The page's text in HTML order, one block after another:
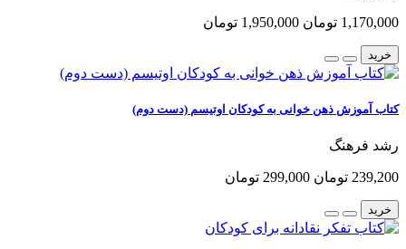
1,170,000 تومان 1,950,000 تومان
خرید
کتاب آموزش ذهن خوانی به کودکان اوتیسم (دست دوم)
رشد فرهنگ
239,200 تومان 299,000 تومان
خرید